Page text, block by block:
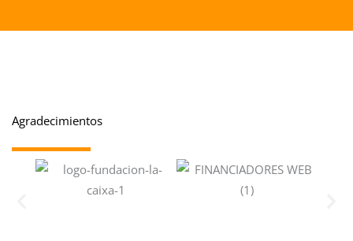
Agradecimientos